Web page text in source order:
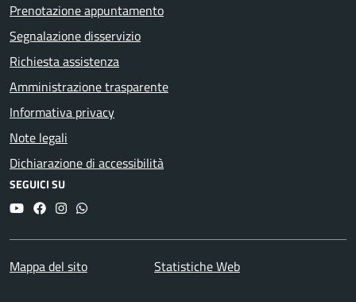
Prenotazione appuntamento
Segnalazione disservizio
Richiesta assistenza
Amministrazione trasparente
Informativa privacy
Note legali
Dichiarazione di accessibilità
SEGUICI SU
YouTubeFacebookInstagram
Whatsapp
Mappa del sito Statistiche Web